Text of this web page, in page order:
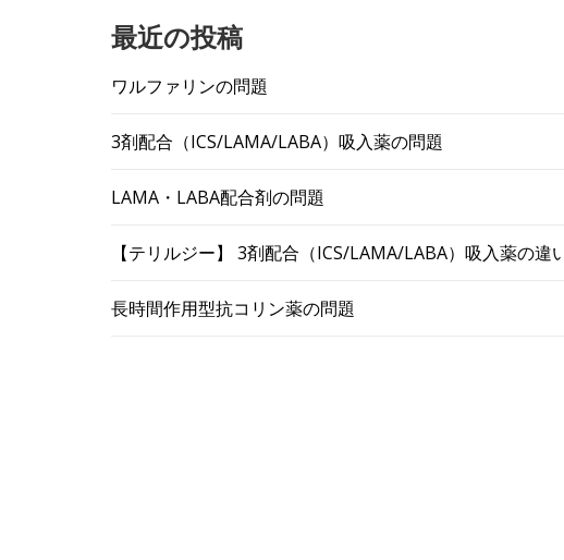
最近の投稿
ワルファリンの問題
3剤配合（ICS/LAMA/LABA）吸入薬の問題
LAMA・LABA配合剤の問題
【テリルジー】 3剤配合（ICS/LAMA/LABA）吸入薬の違
長時間作用型抗コリン薬の問題